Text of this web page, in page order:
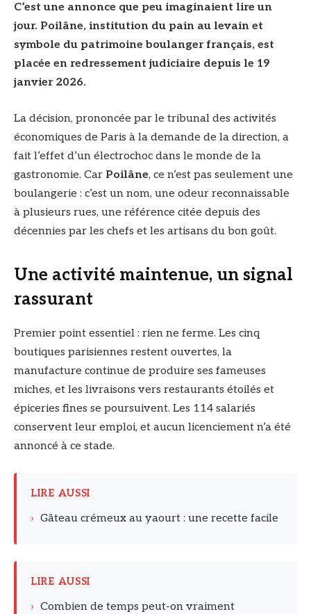
C’est une annonce que peu imaginaient lire un
jour. Poilâne, institution du pain au levain et
symbole du patrimoine boulanger français, est
placée en redressement judiciaire depuis le 19
janvier 2026.
La décision, prononcée par le tribunal des activités
économiques de Paris à la demande de la direction, a
fait l’effet d’un électrochoc dans le monde de la
gastronomie. Car Poilâne, ce n’est pas seulement une
boulangerie : c’est un nom, une odeur reconnaissable
à plusieurs rues, une référence citée depuis des
décennies par les chefs et les artisans du bon goût.
Une activité maintenue, un signal
rassurant
Premier point essentiel : rien ne ferme. Les cinq
boutiques parisiennes restent ouvertes, la
manufacture continue de produire ses fameuses
miches, et les livraisons vers restaurants étoilés et
épiceries fines se poursuivent. Les 114 salariés
conservent leur emploi, et aucun licenciement n’a été
annoncé à ce stade.
LIRE AUSSI
› Gâteau crémeux au yaourt : une recette facile
LIRE AUSSI
› Combien de temps peut-on vraiment